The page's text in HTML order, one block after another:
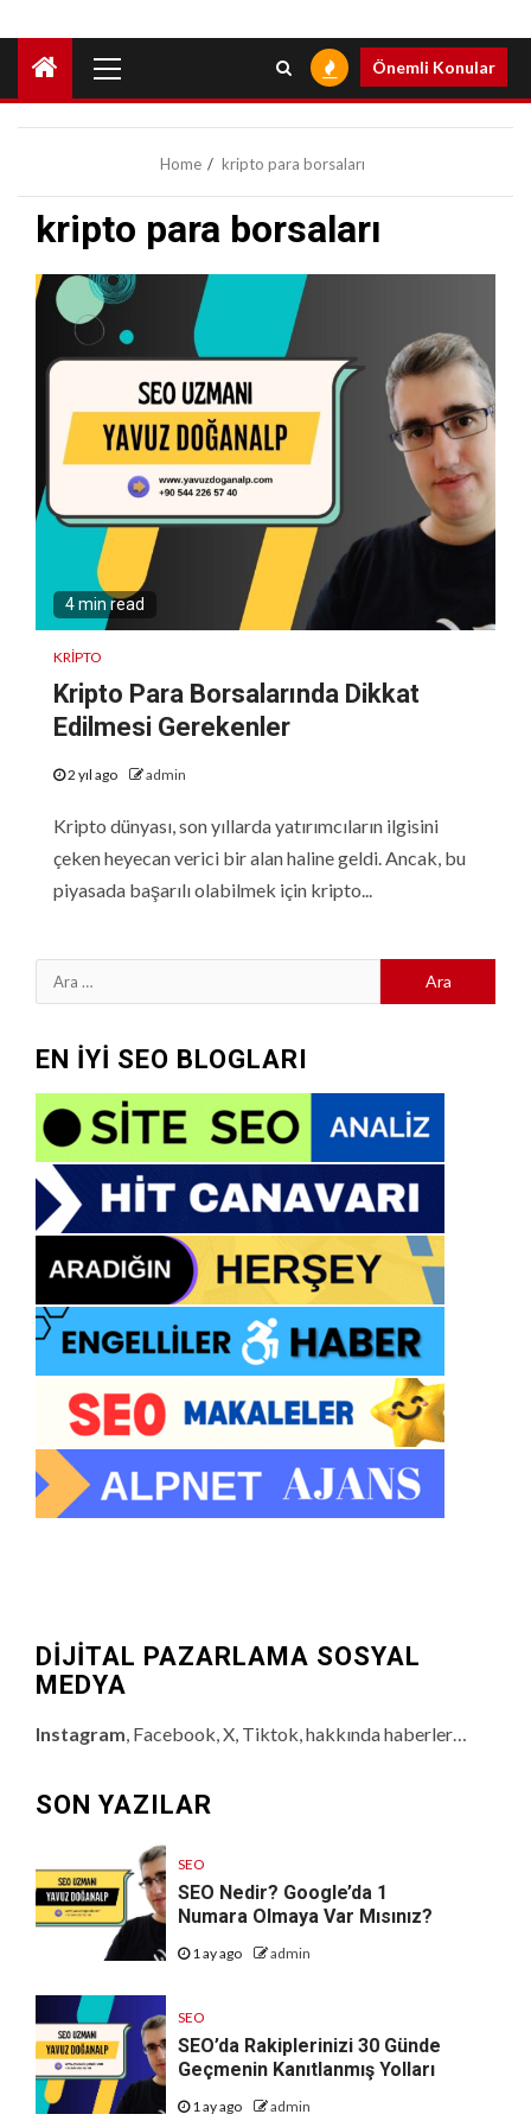
Menu
Önemli Konular
Home kripto para borsaları
kripto para borsaları
4 min read
KRIPTO
Kripto Para Borsalarında Dikkat
Edilmesi Gerekenler
2 yıl ago admin
Kripto dünyası, son yıllarda yatırımcıların ilgisini
çeken heyecan verici bir alan haline geldi. Ancak, bu
piyasada başarılı olabilmek için kripto...
Arama:
EN İYİ SEO BLOGLARI
DİJİTAL PAZARLAMA SOSYAL
MEDYA
Instagram , Facebook, X, Tiktok, hakkında haberler…
SON YAZILAR
SEO
SEO Nedir? Google’da 1
Numara Olmaya Var Mısınız?
1 ay ago admin
SEO
SEO’da Rakiplerinizi 30 Günde
Geçmenin Kanıtlanmış Yolları
1 ay ago admin